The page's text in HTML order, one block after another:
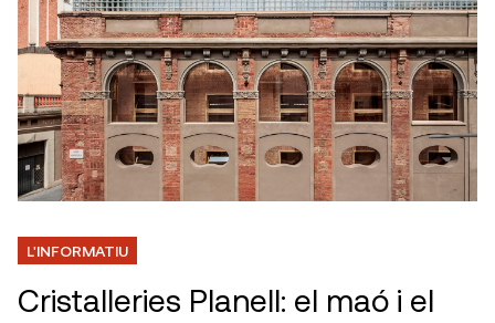
L'INFORMATIU
Cristalleries Planell: el maó i el